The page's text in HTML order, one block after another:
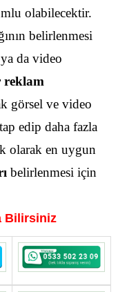
olabilecektir.
belirlenmesi
da video
reklam
görsel ve video
edip daha fazla
olarak en uygun
belirlenmesi için
Bilirsiniz